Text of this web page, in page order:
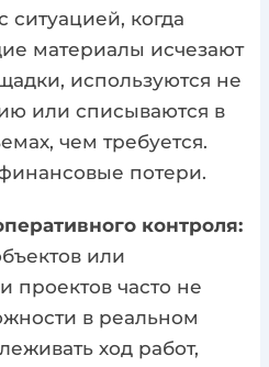
ситуацией, когда
материалы исчезают
используются не
или списываются в
чем требуется.
потери.
контроля:
или
проектов часто не
в реальном
ход работ,